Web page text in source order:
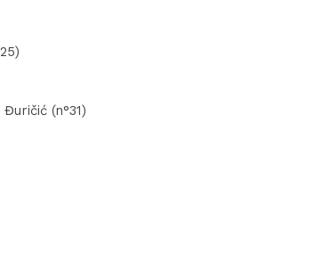
(n°31)